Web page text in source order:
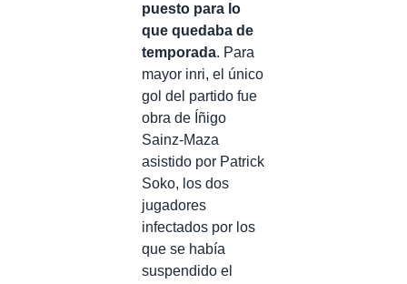
puesto para lo
que quedaba de
temporada. Para
mayor inri, el único
gol del partido fue
obra de Íñigo
Sainz-Maza
asistido por Patrick
Soko, los dos
jugadores
infectados por los
que se había
suspendido el